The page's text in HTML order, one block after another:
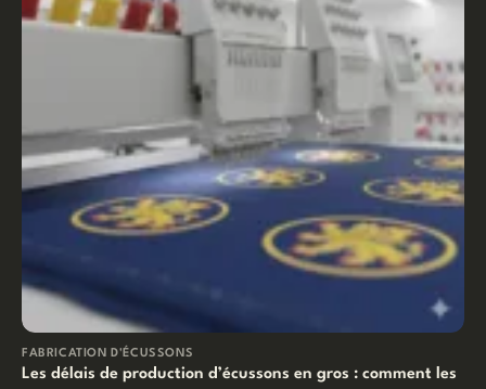
FABRICATION D'ÉCUSSONS
Les délais de production d’écussons en gros : comment les